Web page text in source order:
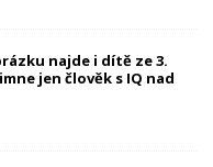
najde i dítě ze 3.
jen člověk s IQ nad